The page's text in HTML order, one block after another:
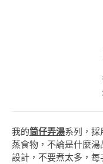
我的筒仔弄湯系列，
蒸食物，不論是什麼
設計，不要煮太多，